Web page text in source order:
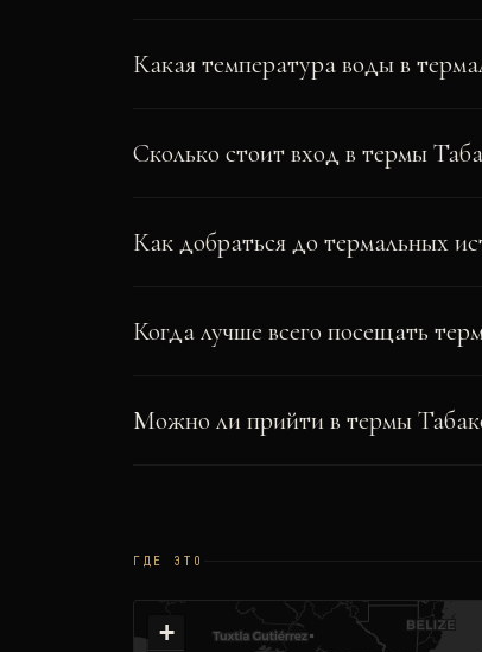
Какая температура воды в
Сколько стоит вход в термы
Как добраться до термальных
Когда лучше всего посещать
Можно ли прийти в термы
ГДЕ ЭТО
+